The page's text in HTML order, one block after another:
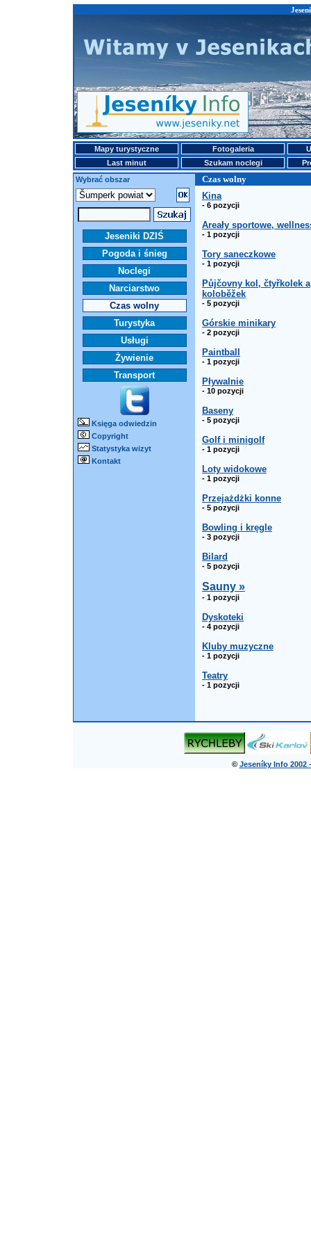
Mapy turystyczne Fotogaleria
Last minut
Szukam noclegi
Wybrać obszar
Czas wolny
Jeseniki DZIŚ
Pogoda i śnieg
Noclegi
Narciarstwo
Czas wolny
Turystyka
Usługi
Żywienie
Transport
Księga odwiedzin
Copyright
Statystyka wizyt
Kontakt
Kina
- 6 pozycji
Areały sportowe,
- 1 pozycji
Tory saneczkowe
- 1 pozycji
Půjčovny kol, čtyřkolek a
koloběžek
- 5 pozycji
Górskie minikary
- 2 pozycji
Paintball
- 1 pozycji
Pływalnie
- 10 pozycji
Baseny
- 5 pozycji
Golf i minigolf
- 1 pozycji
Loty widokowe
- 1 pozycji
Przejażdżki konne
- 5 pozycji
Bowling i kręgle
- 3 pozycji
Bilard
- 5 pozycji
Sauny »
- 1 pozycji
Dyskoteki
- 4 pozycji
Kluby muzyczne
- 1 pozycji
Teatry
- 1 pozycji
© Jeseníky Info 2002